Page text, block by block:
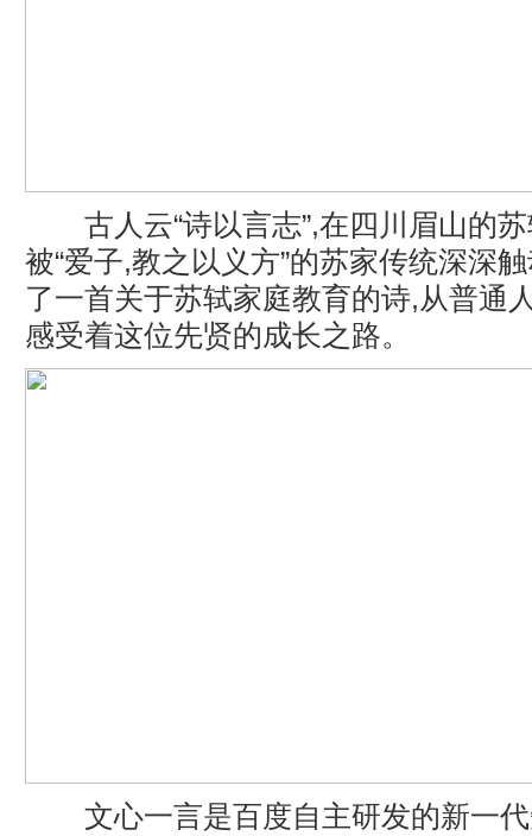
古人云“诗以言志”,在四川眉山的苏
被“爱子,教之以义方”的苏家传统深深
了一首关于苏轼家庭教育的诗,从普通
感受着这位先贤的成长之路。
文心一言是百度自主研发的新一代